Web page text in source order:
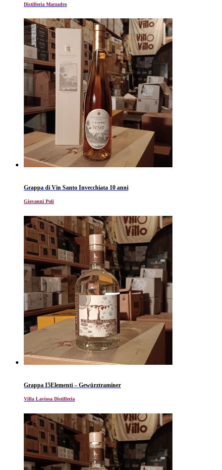
Distilleria Marzadro
Grappa di Vin Santo Invecchiata 10 anni
Giovanni Poli
Grappa I5Elementi – Gewürztraminer
Villa Laviosa Distilleria